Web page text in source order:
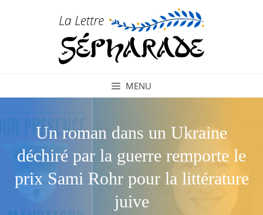
MENU
Un roman dans un Ukraine
déchiré par la guerre remporte le
prix Sami Rohr pour la littérature
juive